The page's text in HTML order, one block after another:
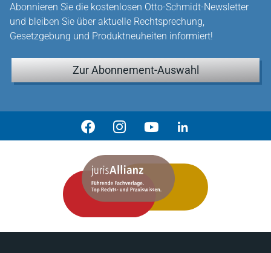
Abonnieren Sie die kostenlosen Otto-Schmidt-Newsletter
und bleiben Sie über aktuelle Rechtsprechung,
Gesetzgebung und Produktneuheiten informiert!
Zur Abonnement-Auswahl